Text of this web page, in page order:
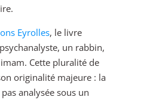
Eyrolles, le livre
un rabbin,
Cette pluralité de
originalité majeure : la
analysée sous un